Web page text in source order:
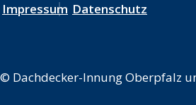
Impressum Datenschutz
© Dachdecker-Innung Oberpfalz